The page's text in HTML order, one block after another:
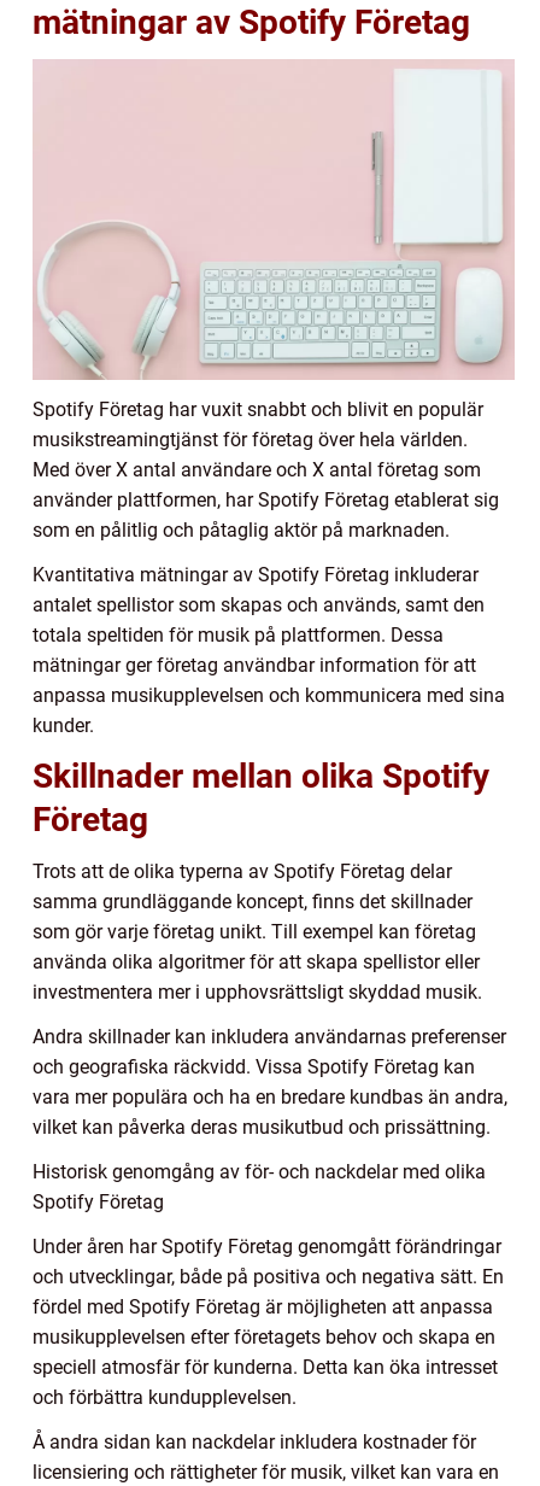
mätningar av Spotify Företag
Spotify Företag har vuxit snabbt och blivit en populär
musikstreamingtjänst för företag över hela världen.
Med över X antal användare och X antal företag som
använder plattformen, har Spotify Företag etablerat sig
som en pålitlig och påtaglig aktör på marknaden.
Kvantitativa mätningar av Spotify Företag inkluderar
antalet spellistor som skapas och används, samt den
totala speltiden för musik på plattformen. Dessa
mätningar ger företag användbar information för att
anpassa musikupplevelsen och kommunicera med sina
kunder.
Skillnader mellan olika Spotify
Företag
Trots att de olika typerna av Spotify Företag delar
samma grundläggande koncept, finns det skillnader
som gör varje företag unikt. Till exempel kan företag
använda olika algoritmer för att skapa spellistor eller
investmentera mer i upphovsrättsligt skyddad musik.
Andra skillnader kan inkludera användarnas preferenser
och geografiska räckvidd. Vissa Spotify Företag kan
vara mer populära och ha en bredare kundbas än andra,
vilket kan påverka deras musikutbud och prissättning.
Historisk genomgång av för- och nackdelar med olika
Spotify Företag
Under åren har Spotify Företag genomgått förändringar
och utvecklingar, både på positiva och negativa sätt. En
fördel med Spotify Företag är möjligheten att anpassa
musikupplevelsen efter företagets behov och skapa en
speciell atmosfär för kunderna. Detta kan öka intresset
och förbättra kundupplevelsen.
Å andra sidan kan nackdelar inkludera kostnader för
licensiering och rättigheter för musik, vilket kan vara en